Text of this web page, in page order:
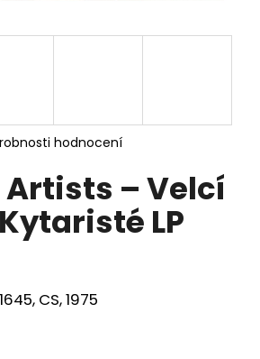
hodnocení
– Velcí
LP
CS, 1975
HLEDAT